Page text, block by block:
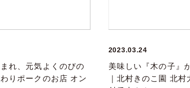
れ、元気よくのびの
りポークのお店 オン
2023.03.24
美味しい『木の子』
｜北村きのこ園 北